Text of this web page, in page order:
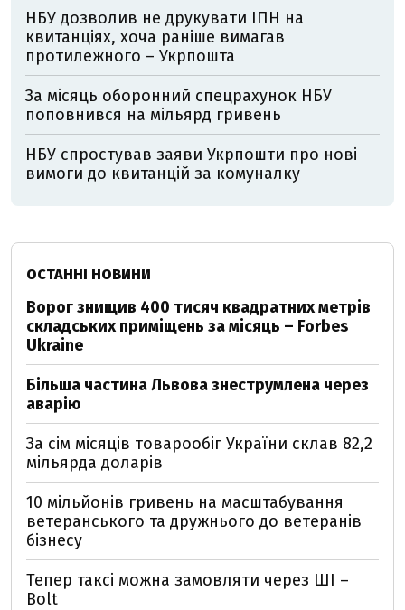
НБУ дозволив не друкувати ІПН на
квитанціях, хоча раніше вимагав
протилежного – Укрпошта
За місяць оборонний спецрахунок НБУ
поповнився на мільярд гривень
НБУ спростував заяви Укрпошти про нові
вимоги до квитанцій за комуналку
ОСТАННІ НОВИНИ
Ворог знищив 400 тисяч квадратних метрів
складських приміщень за місяць – Forbes
Ukraine
Більша частина Львова знеструмлена через
аварію
За сім місяців товарообіг України склав 82,2
мільярда доларів
10 мільйонів гривень на масштабування
ветеранського та дружнього до ветеранів
бізнесу
Тепер таксі можна замовляти через ШІ –
Bolt